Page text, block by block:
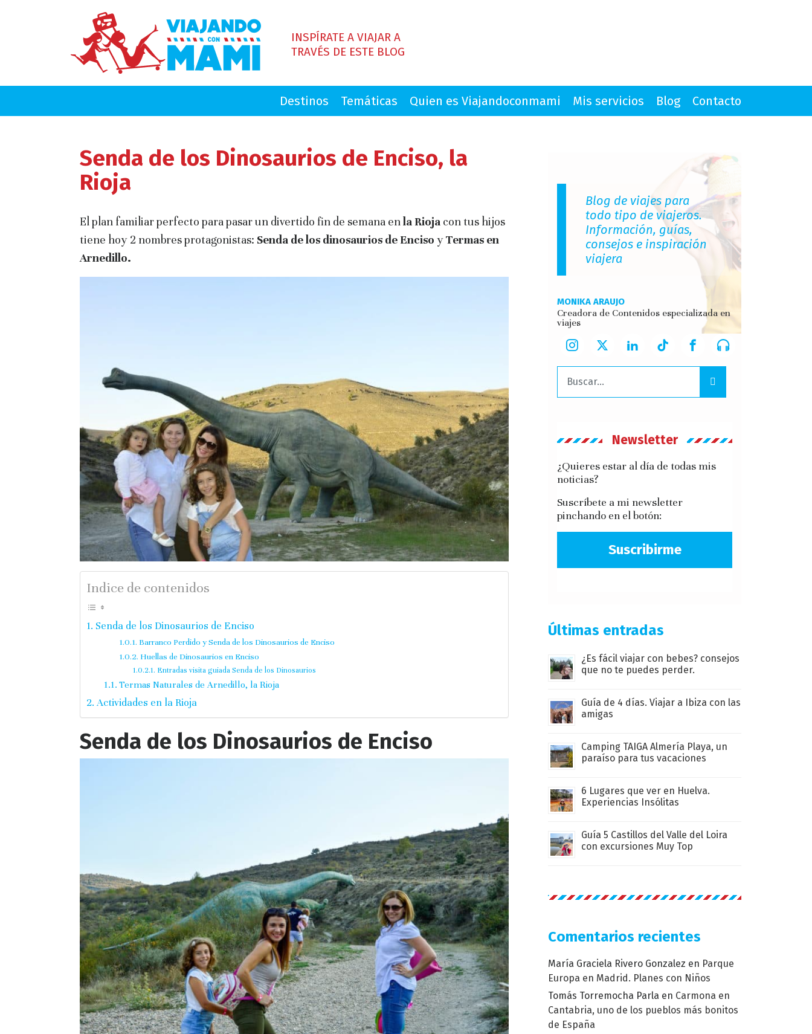
INSPÍRATE A VIAJAR A
TRAVÉS DE ESTE BLOG
Destinos Temáticas Quien es Viajandoconmami Mis servicios Blog Contacto
Senda de los Dinosaurios de Enciso, la
Rioja
El plan familiar perfecto para pasar un divertido fin de semana enla Rioja con tus hijos
tiene hoy 2 nombres protagonistas: Senda de los dinosaurios de Enciso yTermas en
Arnedillo.
Indice de contenidos
Senda de los Dinosaurios de Enciso
Barranco Perdido y Senda de los Dinosaurios de Enciso
Huellas de Dinosaurios en Enciso
Entradas visita guiada Senda de los Dinosaurios
Termas Naturales de Arnedillo, la Rioja
Actividades en la Rioja
Senda de los Dinosaurios de Enciso
Blog de viajes para
todo tipo de viajeros.
Información, guías,
consejos e inspiración
viajera
MONIKA ARAUJO
Creadora de Contenidos especializada en
viajes
Buscar:
Newsletter
¿Quieres estar al día de todas mis
noticias?
Suscríbete a mi newsletter
pinchando en el botón:
Suscribirme
Últimas entradas
¿Es fácil viajar con bebes? consejos
que no te puedes perder.
Guía de 4 días. Viajar a Ibiza con las
amigas
Camping TAIGA Almería Playa, un
paraíso para tus vacaciones
6 Lugares que ver en Huelva.
Experiencias Insólitas
Guía 5 Castillos del Valle del Loira
con excursiones Muy Top
Comentarios recientes
María Graciela Rivero Gonzalez en Parque
Europa en Madrid. Planes con Niños
Tomás Torremocha Parla en Carmona en
Cantabria, uno de los pueblos más bonitos
de España